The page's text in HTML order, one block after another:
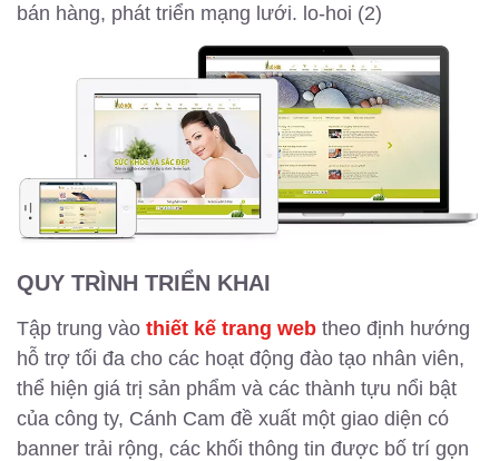
bán hàng, phát triển mạng lưới. lo-hoi (2)
QUY TRÌNH TRIỂN KHAI
Tập trung vào thiết kế trang web theo định hướng
hỗ trợ tối đa cho các hoạt động đào tạo nhân viên,
thể hiện giá trị sản phẩm và các thành tựu nổi bật
của công ty, Cánh Cam đề xuất một giao diện có
banner trải rộng, các khối thông tin được bố trí gọn